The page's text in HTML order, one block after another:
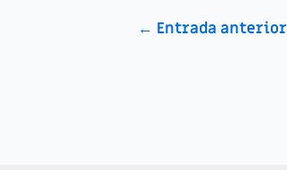
← Entrada anterior